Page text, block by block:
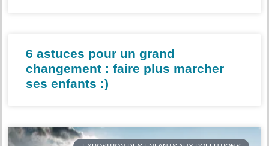
6 astuces pour un grand
changement : faire plus marcher
ses enfants :)